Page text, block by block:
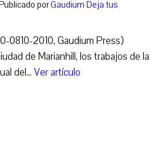
porGaudium Deja tus
0810-2010, Gaudium Press)
de Marianhill, los trabajos de la
del... Ver artículo